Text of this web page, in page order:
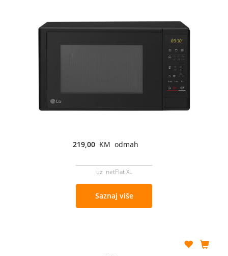
219,00 KM odmah
uz netFlat XL
Saznaj više